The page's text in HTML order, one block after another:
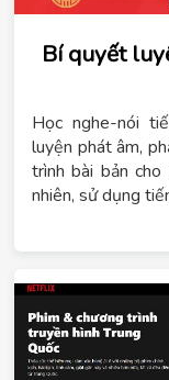
Bí quyết
Học nghe-nói
luyện phát âm,
trình bài bản
nhiên, sử dụng